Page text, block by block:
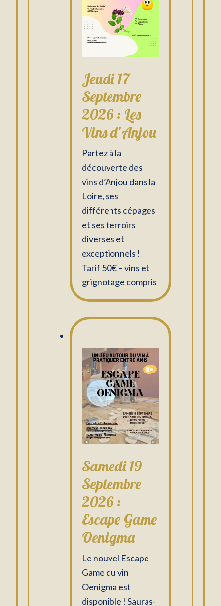
Jeudi 17
Septembre
2026 : Les
Vins d’Anjou
Partez à la
découverte des
vins d’Anjou dans la
Loire, ses
différents cépages
et ses terroirs
diverses et
exceptionnels !
Tarif 50€ – vins et
grignotage compris
Samedi 19
Septembre
2026 :
Escape Game
Oenigma
Le nouvel Escape
Game du vin
Oenigma est
disponible ! Sauras-